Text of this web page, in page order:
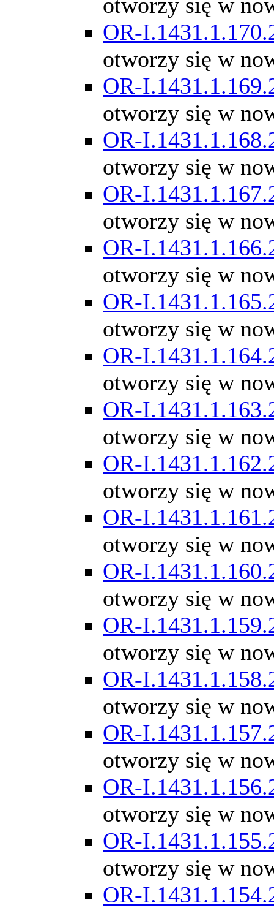
OR-
otworzy się w
OR-
otworzy się w
OR-
otworzy się w
OR-
otworzy się w
OR-
otworzy się w
OR-
otworzy się w
OR-
otworzy się w
OR-
otworzy się w
OR-
otworzy się w
OR-
otworzy się w
OR-
otworzy się w
OR-
otworzy się w
OR-
otworzy się w
OR-
otworzy się w
OR-
otworzy się w
OR-
otworzy się w
OR-